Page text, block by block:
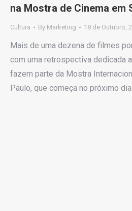
na Mostra de Cinema em
Cultura By Marketing 18 de Outubro,
Mais de uma dezena de filmes
com uma retrospectiva dedicada
fazem parte da Mostra
Paulo, que começa no próximo